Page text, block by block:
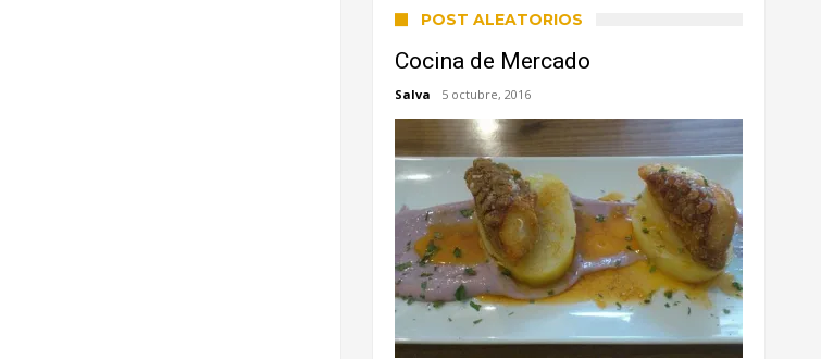
POST ALEATORIOS
Cocina de Mercado
Salva 5 octubre, 2016